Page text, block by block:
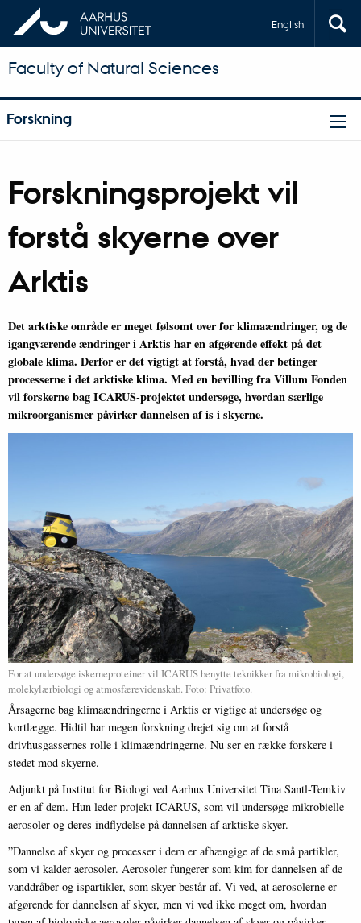
English
Faculty of Natural Sciences
Forskning
Forskningsprojekt vil
forstå skyerne over
Arktis
Det arktiske område er meget følsomt over for klimaændringer, og de
igangværende ændringer i Arktis har en afgørende effekt på det
globale klima. Derfor er det vigtigt at forstå, hvad der betinger
processerne i det arktiske klima. Med en bevilling fra Villum Fonden
vil forskerne bag ICARUS-projektet undersøge, hvordan særlige
mikroorganismer påvirker dannelsen af is i skyerne.
For at undersøge iskerneproteiner vil ICARUS benytte teknikker fra mikrobiologi,
molekylærbiologi og atmosfærevidenskab. Foto: Privatfoto.
Årsagerne bag klimaændringerne i Arktis er vigtige at undersøge og
kortlægge. Hidtil har megen forskning drejet sig om at forstå
drivhusgassernes rolle i klimaændringerne. Nu ser en række forskere i
stedet mod skyerne.
Adjunkt på Institut for Biologi ved Aarhus Universitet Tina Šantl-Temkiv
er en af dem. Hun leder projekt ICARUS, som vil undersøge mikrobielle
aerosoler og deres indflydelse på dannelsen af arktiske skyer.
”Dannelse af skyer og processer i dem er afhængige af de små partikler,
som vi kalder aerosoler. Aerosoler fungerer som kim for dannelsen af de
vanddråber og ispartikler, som skyer består af. Vi ved, at aerosolerne er
afgørende for dannelsen af skyer, men vi ved ikke meget om, hvordan